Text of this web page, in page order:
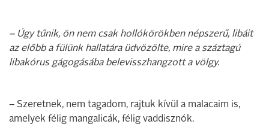
– Úgy tűnik, ön nem csak hollókörökben népszerű, libáit
az előbb a fülünk hallatára üdvözölte, mire a száztagú
libakórus gágogásába belevisszhangzott a völgy.
– Szeretnek, nem tagadom, rajtuk kívül a malacaim is,
amelyek félig mangalicák, félig vaddisznók.